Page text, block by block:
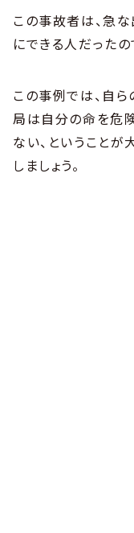
この事故者は、急
にできる人だったの
この事例では、自
局は自分の命を危
ない、ということ
しましょう。